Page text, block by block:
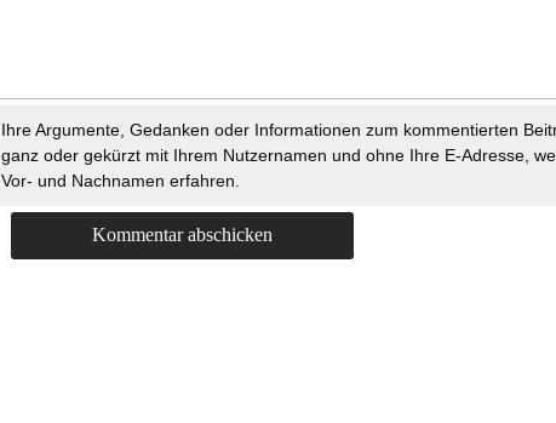
Ihre Argumente, Gedanken oder Informationen zum kommentierten
ganz oder gekürzt mit Ihrem Nutzernamen und ohne Ihre E-Adresse,
Vor- und Nachnamen erfahren.